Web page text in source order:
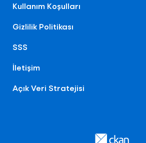
Kullanım Koşulları
Gizlilik Politikası
SSS
İletişim
Açık Veri Stratejisi